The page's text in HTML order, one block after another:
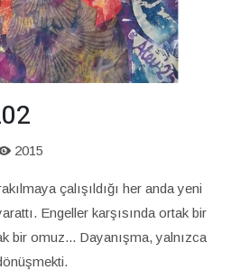
2015
çalışıldığı her anda yeni
Engeller karşısında ortak bir
bir omuz... Dayanışma, yalnızca